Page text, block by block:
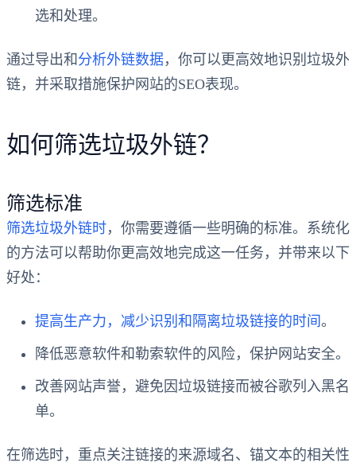
选和处理。
通过导出和 分析外链数据，你可以更高效地识别垃圾外
链，并采取措施保护网站的SEO表现。
如何筛选垃圾外链？
筛选标准
筛选垃圾外链时，你需要遵循一些明确的标准。系统化
的方法可以帮助你更高效地完成这一任务，并带来以下
好处：
提高生产力，减少识别和隔离垃圾链接的时间。
降低恶意软件和勒索软件的风险，保护网站安全。
改善网站声誉，避免因垃圾链接而被谷歌列入黑名
单。
在筛选时，重点关注链接的来源域名、锚文本的相关性